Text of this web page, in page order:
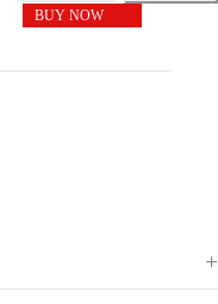
BUY NOW